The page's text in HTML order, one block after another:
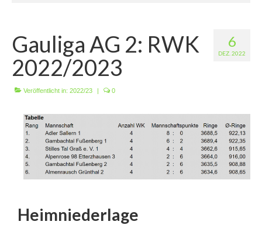
Vorstandschaft
Unsere Erfolge
Vereinschronik
Die Geschichte unserer Kapelle
Jugendarbeit
Ergebnisse
2. Mannschaft Luftgewehr
6
DEZ. 2022
Gauliga AG 2: RWK
2022/2023
Veröffentlicht in: 2022/23 0
Heimniederlage